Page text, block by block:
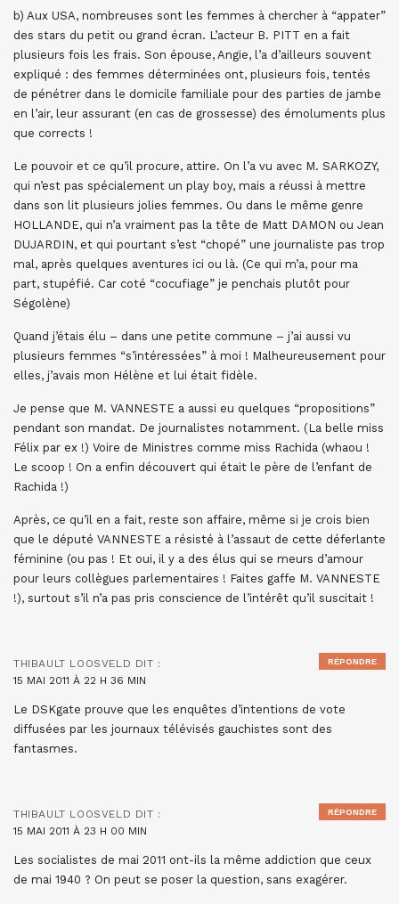
b) Aux USA, nombreuses sont les femmes à chercher à “appater”
des stars du petit ou grand écran. L’acteur B. PITT en a fait
plusieurs fois les frais. Son épouse, Angie, l’a d’ailleurs souvent
expliqué : des femmes déterminées ont, plusieurs fois, tentés
de pénétrer dans le domicile familiale pour des parties de jambe
en l’air, leur assurant (en cas de grossesse) des émoluments plus
que corrects !
Le pouvoir et ce qu’il procure, attire. On l’a vu avec M. SARKOZY,
qui n’est pas spécialement un play boy, mais a réussi à mettre
dans son lit plusieurs jolies femmes. Ou dans le même genre
HOLLANDE, qui n’a vraiment pas la tête de Matt DAMON ou Jean
DUJARDIN, et qui pourtant s’est “chopé” une journaliste pas trop
mal, après quelques aventures ici ou là. (Ce qui m’a, pour ma
part, stupéfié. Car coté “cocufiage” je penchais plutôt pour
Ségolène)
Quand j’étais élu – dans une petite commune – j’ai aussi vu
plusieurs femmes “s’intéressées” à moi ! Malheureusement pour
elles, j’avais mon Hélène et lui était fidèle.
Je pense que M. VANNESTE a aussi eu quelques “propositions”
pendant son mandat. De journalistes notamment. (La belle miss
Félix par ex !) Voire de Ministres comme miss Rachida (whaou !
Le scoop ! On a enfin découvert qui était le père de l’enfant de
Rachida !)
Après, ce qu’il en a fait, reste son affaire, même si je crois bien
que le député VANNESTE a résisté à l’assaut de cette déferlante
féminine (ou pas ! Et oui, il y a des élus qui se meurs d’amour
pour leurs collègues parlementaires ! Faites gaffe M. VANNESTE
!), surtout s’il n’a pas pris conscience de l’intérêt qu’il suscitait !
THIBAULT LOOSVELD DIT :
15 MAI 2011 À 22 H 36 MIN
Le DSKgate prouve que les enquêtes d’intentions de vote
diffusées par les journaux télévisés gauchistes sont des
fantasmes.
RÉPONDRE
THIBAULT LOOSVELD DIT :
15 MAI 2011 À 23 H 00 MIN
Les socialistes de mai 2011 ont-ils la même addiction que ceux
de mai 1940 ? On peut se poser la question, sans exagérer.
RÉPONDRE